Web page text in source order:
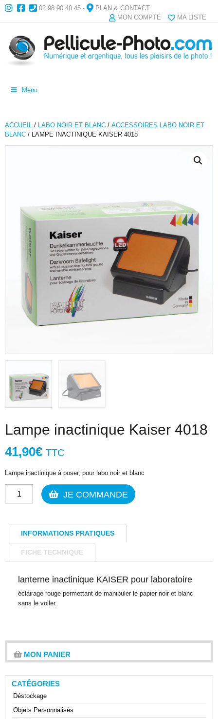
02 98 90 40 45 -
PLAN & CONTACT
MON COMPTE
MA LISTE
Menu
ACCUEIL / LABO NOIR ET BLANC / ACCESSOIRES LABO NOIR ET
BLANC / LAMPE INACTINIQUE KAISER 4018
Lampe inactinique Kaiser 4018
41,90€ TTC
Lampe inactinique à poser, pour labo noir et blanc
quantité
de
inactinique
JE COMMANDE
INFORMATIONS PRATIQUES
FICHE TECHNIQUE
lanterne inactinique KAISER pour laboratoire
éclairage rouge permettant de manipuler le papier noir et blanc
sans le voiler.
MON PANIER
CATÉGORIES
Déstockage
Objets Personnalisés